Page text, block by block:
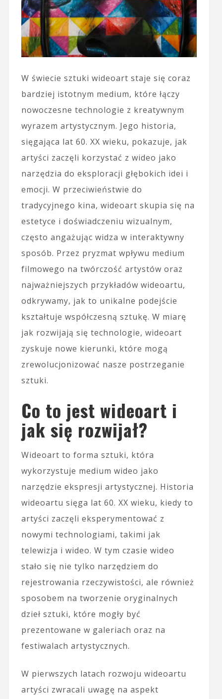
W świecie sztuki wideoart staje się coraz
bardziej istotnym medium, które łączy
nowoczesne technologie z kreatywnym
wyrazem artystycznym. Jego historia,
sięgająca lat 60. XX wieku, pokazuje, jak
artyści zaczęli korzystać z wideo jako
narzędzia do eksploracji głębokich idei i
emocji. W przeciwieństwie do
tradycyjnego kina, wideoart skupia się na
estetyce i doświadczeniu wizualnym,
często angażując widza w interaktywny
sposób. Przez pryzmat wpływu medium
filmowego na twórczość artystów oraz
najważniejszych przykładów wideoartu,
odkrywamy, jak to unikalne podejście
kształtuje współczesną sztukę. W miarę
jak rozwijają się technologie, wideoart
zyskuje nowe kierunki, które mogą
zrewolucjonizować nasze postrzeganie
sztuki.
Co to jest wideoart i
jak się rozwijał?
Wideoart to forma sztuki, która
wykorzystuje medium wideo jako
narzędzie ekspresji artystycznej. Historia
wideoartu sięga lat 60. XX wieku, kiedy to
artyści zaczęli eksperymentować z
nowymi technologiami, takimi jak
telewizja i wideo. W tym czasie wideo
stało się nie tylko narzędziem do
rejestrowania rzeczywistości, ale również
sposobem na tworzenie oryginalnych
dzieł sztuki, które mogły być
prezentowane w galeriach oraz na
festiwalach artystycznych.
W pierwszych latach rozwoju wideoartu
artyści zwracali uwagę na aspekt